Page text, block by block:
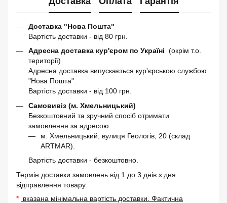
Доставка "Нова Пошта"
Вартість доставки - від 80 грн.
Адресна доставка кур'єром по Україні (окрім т.о.
території)
Адресна доставка випускається кур'єрською службою
"Нова Пошта".
Вартість доставки - від 100 грн.
Самовивіз (м. Хмельницький)
Безкоштовний та зручний спосіб отримати
замовлення за адресою:
м. Хмельницький, вулиця Геологів, 20 (склад
ARTMAR).
Вартість доставки - безкоштовно.
Термін доставки замовлень від 1 до 3 днів з дня
відправлення товару.
* вказана мінімальна вартість доставки. Фактична